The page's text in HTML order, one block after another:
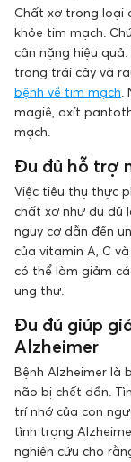
Chất xơ trong loại
khỏe tim mạch.
cân nặng hiệu
trong trái cây và
bệnh về tim mạch
magiê, axít
mạch.
Đu đủ hỗ trợ
Việc tiêu thụ thực
chất xơ như đu đủ
nguy cơ dẫn đến
của vitamin A, C
có thể làm giảm
ung thư.
Đu đủ giúp
Alzheimer
Bệnh Alzheimer là
não bị chết dần.
trí nhớ của con
tình trạng
nghiên cứu cho